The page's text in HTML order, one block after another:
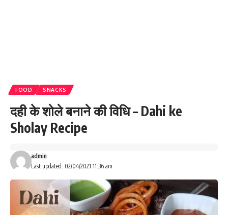
FOOD SNACKS
दही के शोले बनाने की विधि – Dahi ke
Sholay Recipe
Last updated: 02/04/2021 11:36 am
admin